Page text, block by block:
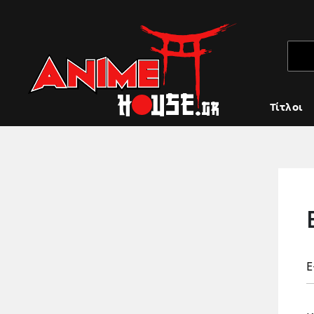
Τίτλοι